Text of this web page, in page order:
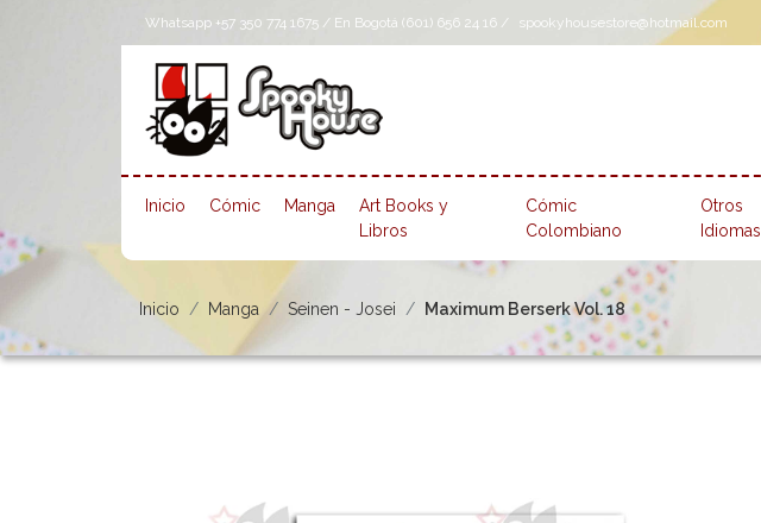
Whatsapp +57 350 774 1675 / En Bogotá (601) 656 24 16 / spookyhousestore@hotmail.com
Inicio Cómic Manga
Art Books y
Libros
Cómic
Colombiano
Otros
Idiomas
Inicio Manga Seinen - Josei Maximum Berserk Vol. 18